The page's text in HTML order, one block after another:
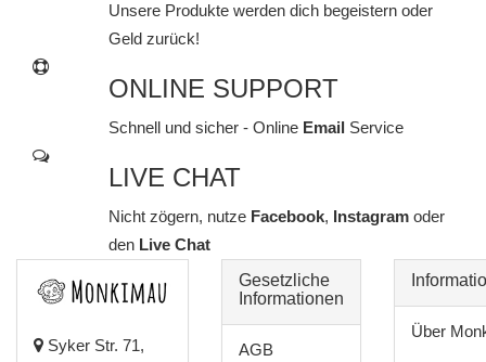
Unsere Produkte werden dich begeistern oder
Geld zurück!
ONLINE SUPPORT
Schnell und sicher - Online Email Service
LIVE CHAT
Nicht zögern, nutze Facebook, Instagram oder
denLive Chat
Syker Str. 71,
Gesetzliche
Informationen
AGB
Über